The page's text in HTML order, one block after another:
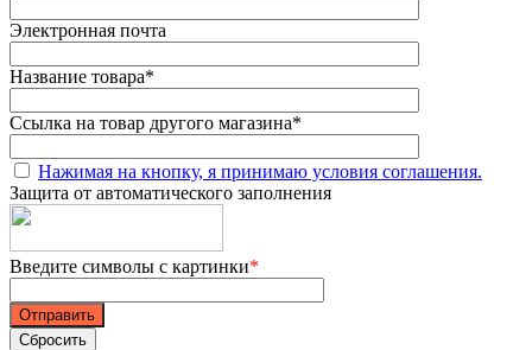
Электронная почта
Название товара*
Ссылка на товар другого магазина*
Нажимая на кнопку, я принимаю условия соглашения.
Защита от автоматического заполнения
Введите символы с картинки*